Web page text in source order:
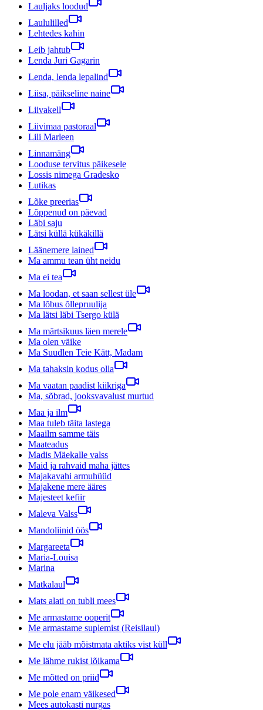
Lauljaks loodud
Laululilled
Lehtedes kahin
Leib jahtub
Lenda Juri Gagarin
Lenda, lenda lepalind
Liisa, päikseline naine
Liivakell
Liivimaa pastoraal
Lili Marleen
Linnamäng
Looduse tervitus päikesele
Lossis nimega Gradesko
Lutikas
Lõke preerias
Lõppenud on päevad
Läbi saju
Lätsi küllä kükäkillä
Läänemere lained
Ma ammu tean üht neidu
Ma ei tea
Ma loodan, et saan sellest üle
Ma lõbus õllepruulija
Ma lätsi läbi Tsergo külä
Ma märtsikuus läen merele
Ma olen väike
Ma Suudlen Teie Kätt, Madam
Ma tahaksin kodus olla
Ma vaatan paadist kiikriga
Ma, sõbrad, jooksvavalust murtud
Maa ja ilm
Maa tuleb täita lastega
Maailm samme täis
Maateadus
Madis Mäekalle valss
Maid ja rahvaid maha jättes
Majakavahi armuhüüd
Majakene mere ääres
Majesteet kefiir
Maleva Valss
Mandoliinid öös
Margareeta
Maria-Louisa
Marina
Matkalaul
Mats alati on tubli mees
Me armastame ooperit
Me armastame suplemist (Reisilaul)
Me elu jääb mõistmata aktiks vist küll
Me lähme rukist lõikama
Me mõtted on priid
Me pole enam väikesed
Mees autokasti nurgas